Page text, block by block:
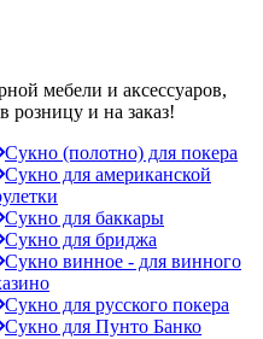
мебели и аксессуаров,
розницу и на заказ!
Сукно (полотно) для покера
Сукно для американской
Сукно для баккары
Сукно для бриджа
Сукно винное - для винного
Сукно для русского покера
Сукно для Пунто Банко